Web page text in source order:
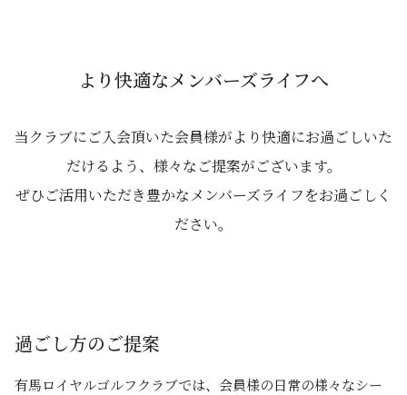
より快適なメンバーズライフへ
当クラブにご⼊会頂いた会員様がより快適にお過ごしいた
だけるよう、様々なご提案がございます。
ぜひご活⽤いただき豊かなメンバーズライフをお過ごしく
ださい。
過ごし⽅のご提案
有⾺ロイヤルゴルフクラブでは、会員様の⽇常の様々なシー